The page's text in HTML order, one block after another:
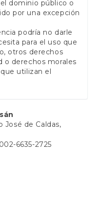
dominio público o
por una excepción
podría no darle
para el uso que
otros derechos
o derechos morales
utilizan el
José de Caldas,
6635-2725